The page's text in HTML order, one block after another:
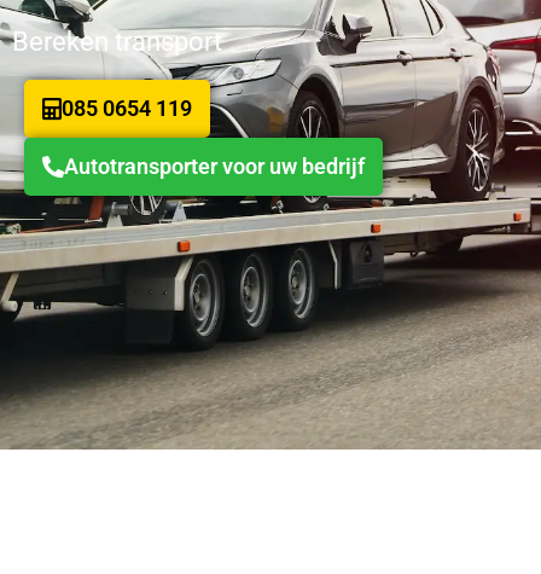
Bereken transport
085 0654 119
Autotransporter voor uw bedrijf